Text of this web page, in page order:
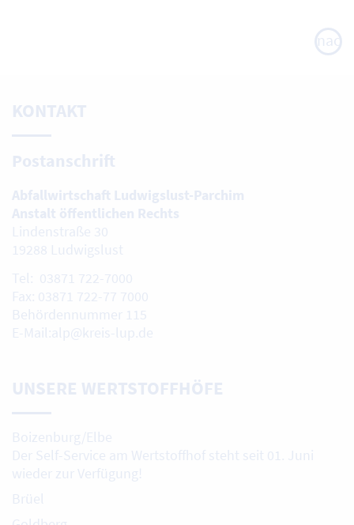
nach
oben
KONTAKT
Postanschrift
Abfallwirtschaft Ludwigslust-Parchim
Anstalt öffentlichen Rechts
Lindenstraße 30
19288 Ludwigslust
Tel: 03871 722-7000
Fax: 03871 722-77 7000
Behördennummer 115
E-Mail:alp@kreis-lup.de
UNSERE WERTSTOFFHÖFE
Boizenburg/Elbe
Der Self-Service am Wertstoffhof steht seit 01. Juni
wieder zur Verfügung!
Brüel